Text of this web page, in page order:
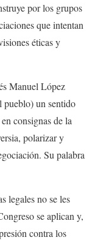
por los grupos
que intentan
éticas y
Manuel López
pueblo) un sentido
consignas de la
polarizar y
Su palabra
legales no se les
se aplican y,
contra los